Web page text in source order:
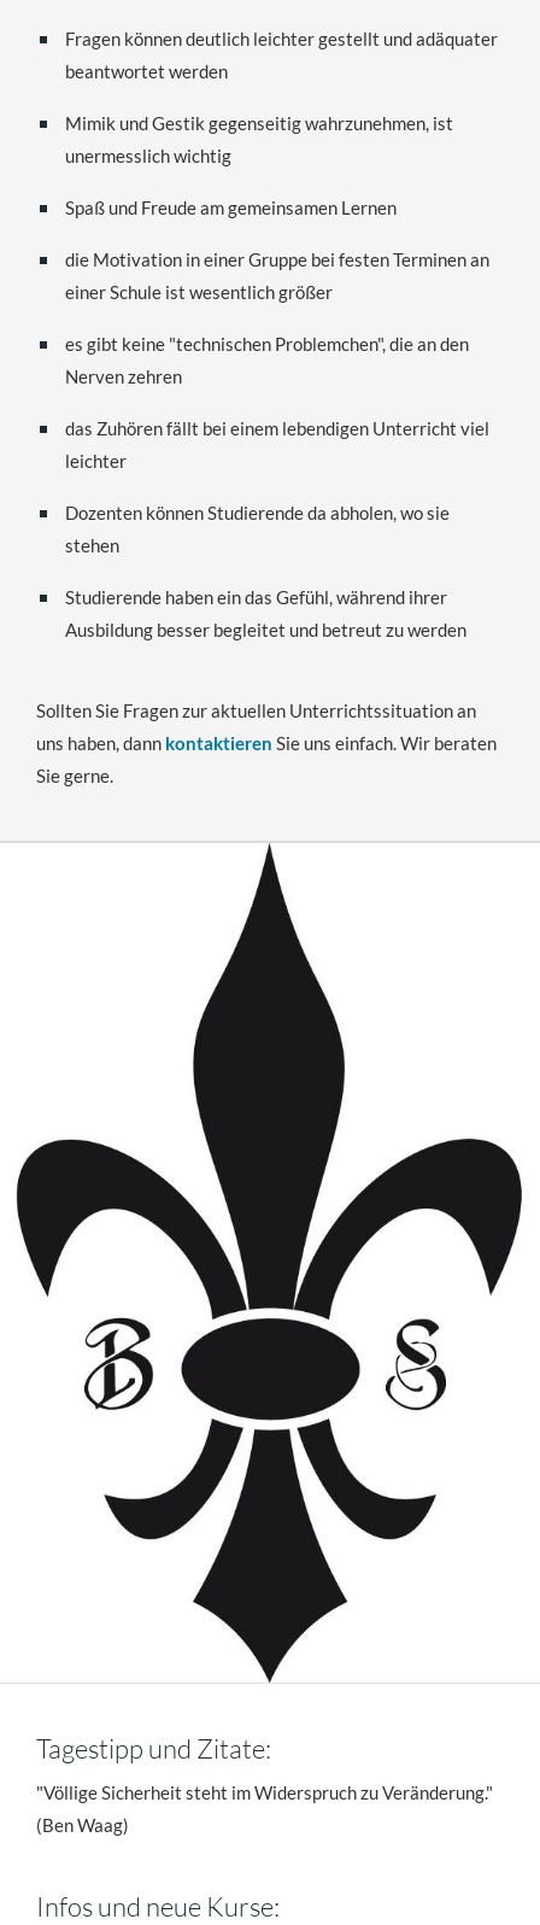
Fragen können deutlich leichter gestellt und adäquater
beantwortet werden
Mimik und Gestik gegenseitig wahrzunehmen, ist
unermesslich wichtig
Spaß und Freude am gemeinsamen Lernen
die Motivation in einer Gruppe bei festen Terminen an
einer Schule ist wesentlich größer
es gibt keine "technischen Problemchen", die an den
Nerven zehren
das Zuhören fällt bei einem lebendigen Unterricht viel
leichter
Dozenten können Studierende da abholen, wo sie
stehen
Studierende haben ein das Gefühl, während ihrer
Ausbildung besser begleitet und betreut zu werden
Sollten Sie Fragen zur aktuellen Unterrichtssituation an
uns haben, dann kontaktieren Sie uns einfach. Wir beraten
Sie gerne.
Tagestipp und Zitate:
"Völlige Sicherheit steht im Widerspruch zu Veränderung."
(Ben Waag)
Infos und neue Kurse: